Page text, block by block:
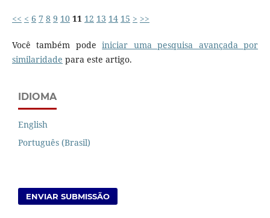
<< < 6 7 8 9 10 11 12 13 14 15 > >>
Você também podeiniciar uma pesquisa avançada por
similaridade para este artigo.
IDIOMA
English
Português (Brasil)
ENVIAR SUBMISSÃO